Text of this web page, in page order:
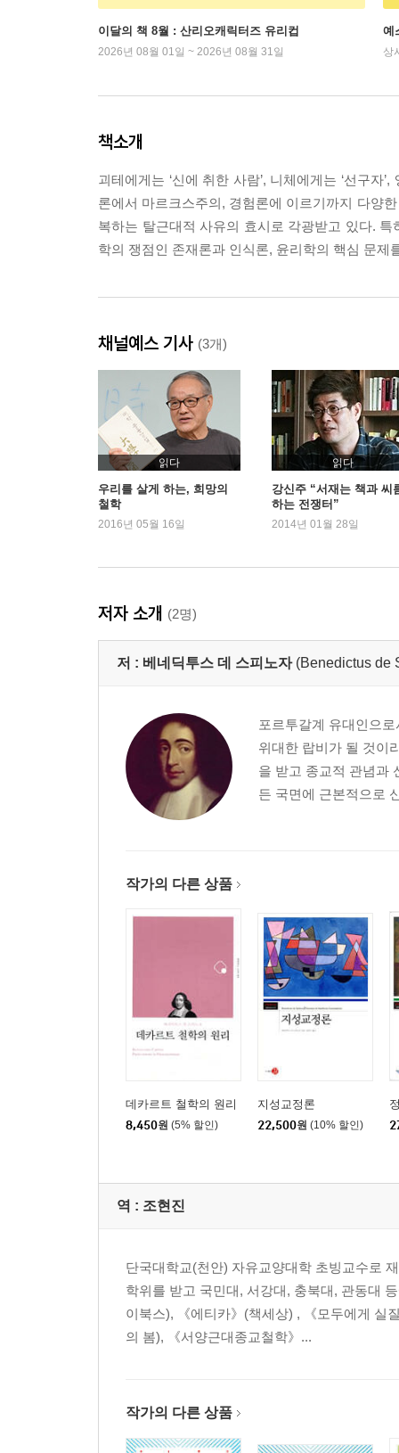
이달의 책 8월 : 산리오캐릭터즈 유리컵
2026년 08월 01일 ~ 2026년 08월 31일
예
상
책소개
괴테에게는 ‘신에 취한 사람’, 니체에게는 ‘선구자
론에서 마르크스주의, 경험론에 이르기까지 다양
복하는 탈근대적 사유의 효시로 각광받고 있다.
학의 쟁점인 존재론과 인식론, 윤리학의 핵심 문
채널예스 기사 (3개)
읽다
우리를 살게 하는, 희망의
철학
2016년 05월 16일
읽다
강신주 “서재는 책과 씨
하는 전쟁터”
2014년 01월 28일
저자 소개 (2명)
저 : 베네딕투스 데 스피노자 (Benedictus de
포르투갈계 유대인으
위대한 랍비가 될 것이
을 받고 종교적 관념과
든 국면에 근본적으로
작가의 다른 상품
데카르트 철학의 원리
8,450원 (5% 할인)
지성교정론
22,500원 (10% 할인)
역 : 조현진
단국대학교(천안) 자유교양대학 초빙교수로
학위를 받고 국민대, 서강대, 충북대, 관동대
이북스), 《에티카》(책세상) , 《모두에게 실
의 봄), 《서양근대종교철학》...
작가의 다른 상품